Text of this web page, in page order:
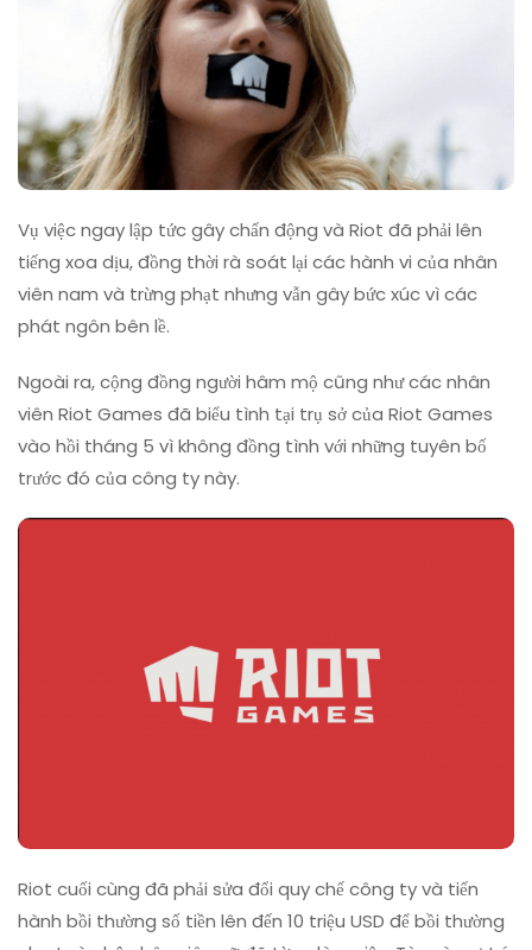
Vụ việc ngay lập tức gây chấn động và Riot đã phải lên
tiếng xoa dịu, đồng thời rà soát lại các hành vi của nhân
viên nam và trừng phạt nhưng vẫn gây bức xúc vì các
phát ngôn bên lề.
Ngoài ra, cộng đồng người hâm mộ cũng như các nhân
viên Riot Games đã biểu tình tại trụ sở của Riot Games
vào hồi tháng 5 vì không đồng tình với những tuyên bố
trước đó của công ty này.
Riot cuối cùng đã phải sửa đổi quy chế công ty và tiến
hành bồi thường số tiền lên đến 10 triệu USD để bồi thường